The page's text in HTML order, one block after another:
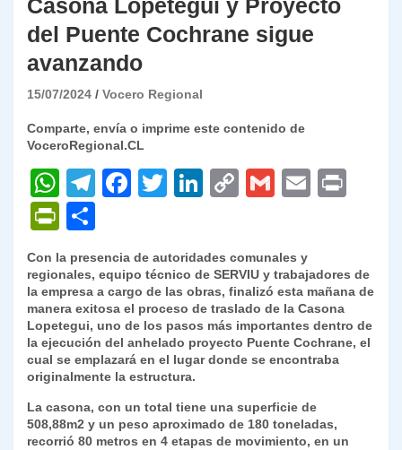
Casona Lopetegui y Proyecto
del Puente Cochrane sigue
avanzando
15/07/2024 Vocero Regional
Comparte, envía o imprime este contenido de
VoceroRegional.CL
W
h
at
s
A
p
p
T
gr
a
m
F
e
b
o
o
k
T
er
Li
e
dI
n
C
y
Li
n
k
G
l
E
l
P
nt
Fr
ie
n
dl
y
m
p
ar
tir
Con la presencia de autoridades comunales y
regionales, equipo técnico de SERVIU y trabajadores de
la empresa a cargo de las obras, finalizó esta mañana de
manera exitosa el proceso de traslado de la Casona
Lopetegui, uno de los pasos más importantes dentro de
la ejecución del anhelado proyecto Puente Cochrane, el
cual se emplazará en el lugar donde se encontraba
originalmente la estructura.
La casona, con un total tiene una superficie de
508,88m2 y un peso aproximado de 180 toneladas,
recorrió 80 metros en 4 etapas de movimiento, en un